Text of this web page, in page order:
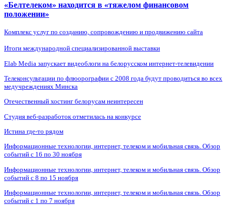
«Белтелеком» находится в «тяжелом финансовом
положении»
Комплекс услуг по созданию, сопровождению и продвижению сайта
Итоги международной специализированной выставки
Elab Media запускает видеоблоги на белорусском интернет-телевидении
Телеконсультации по флюорографии с 2008 года будут проводиться во всех
медучреждениях Минска
Отечественный хостинг белорусам неинтересен
Студия веб-разработок отметилась на конкурсе
Истина где-то рядом
Информационные технологии, интернет, телеком и мобильная связь. Обзор
событий с 16 по 30 ноября
Информационные технологии, интернет, телеком и мобильная связь. Обзор
событий с 8 по 15 ноября
Информационные технологии, интернет, телеком и мобильная связь. Обзор
событий с 1 по 7 ноября